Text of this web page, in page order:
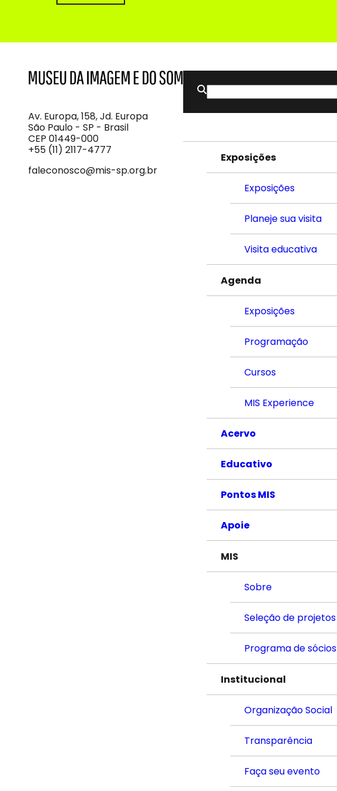
Imagem
e
do
Som
Av. Europa, 158, Jd. Europa
São Paulo - SP - Brasil
CEP 01449-000
+55 (11) 2117-4777
faleconosco@mis-sp.org.br
Buscar
por:
Exposições
Exposições
Planeje sua visita
Visita educativa
Agenda
Exposições
Programação
Cursos
MIS Experience
Acervo
Educativo
Pontos MIS
Apoie
MIS
Sobre
Seleção de projetos
Programa de sócios
Institucional
Organização Social
Transparência
Faça seu evento